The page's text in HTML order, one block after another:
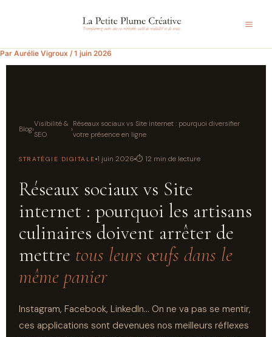
Par Aurélie Vigroux /1 juin 2026
Blog›
Visibilité &
SEO
›
Réseaux sociaux vs Site internet : pourquoi diversifier
votre présence en ligne
STRATÉGIE DIGITALE 1 juin 2026 ⏱ 12 min de lecture
Réseaux sociaux vs Site
internet : pourquoi les artisans
culinaires doivent arrêter de
mettre tous leurs œufs dans le
même panier
Instagram, Facebook, LinkedIn… On ne va pas se mentir,
ces applications sont devenues nos meilleurs réflexes